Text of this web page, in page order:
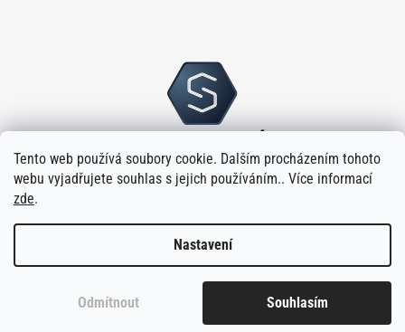
Tento web používá soubory cookie. Dalším procházením tohoto
webu vyjadřujete souhlas s jejich používáním.. Více informací
zde.
Nastavení
Odmítnout Souhlasím
Copyright 2026Sloupský s.r.o. . Všechna práva vyhrazena.